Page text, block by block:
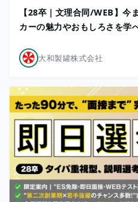
【28卒｜文理合同/WEB】今
カーの魅力やおもしろさを学
大和製罐株式会社